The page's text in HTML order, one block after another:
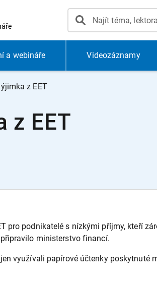
a webináře Videozáznamy
z EET
z EET
pro podnikatelé s nízkými příjmy, kteří
ministerstvo financí.
využívali papírové účtenky